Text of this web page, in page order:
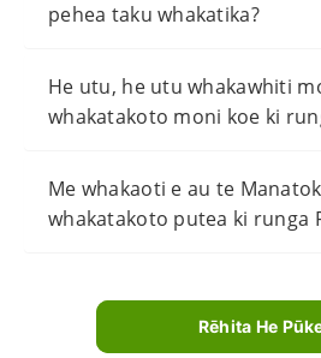
pehea taku whakatika?
He utu, he utu whakawhiti
whakatakoto moni koe ki
Me whakaoti e au te
whakatakoto putea ki runga
Rēhita He